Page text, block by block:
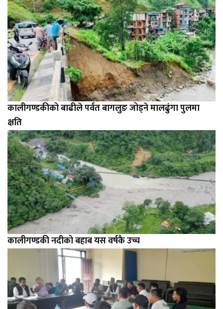
कालीगण्डकीको बाढीले पर्वत बागलुङ जोड्ने मालढुंगा पुलमा
क्षति
कालीगण्डकी नदीको बहाब यस वर्षकै उच्च